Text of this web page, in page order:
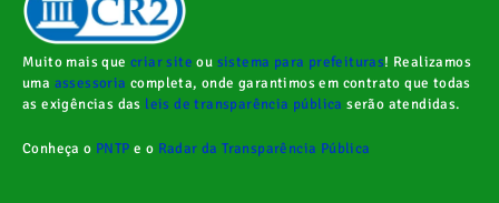
Muito mais quecriar site ou sistema para prefeituras! Realizamos
uma assessoria completa, onde garantimos em contrato que todas
as exigências das leis de transparência pública serão atendidas.
Conheça o PNTP e o Radar da Transparência Pública